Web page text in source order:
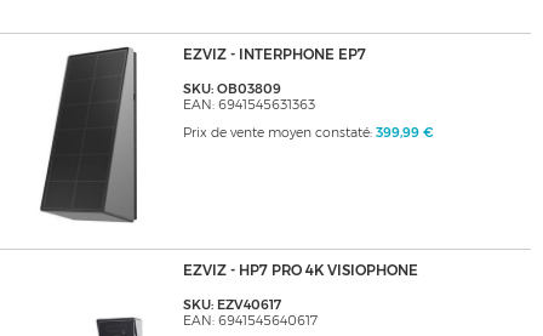
EZVIZ - INTERPHONE EP7
SKU: OB03809
EAN: 6941545631363
Prix de vente moyen constaté: 399,99 €
EZVIZ - HP7 PRO 4K VISIOPHONE
SKU: EZV40617
EAN: 6941545640617